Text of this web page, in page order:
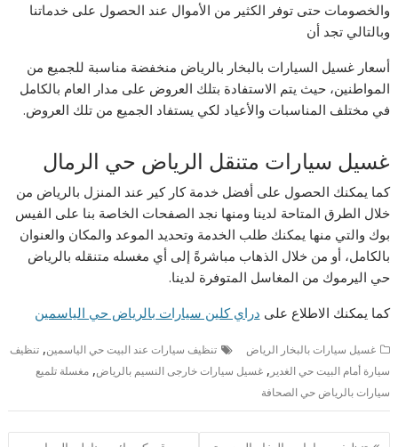
والخصومات حتى توفر الكثير من الأموال عند الحصول على خدماتنا
وبالتالي تجد أن
أسعار غسيل السيارات بالبخار بالرياض منخفضة مناسبة للجميع من
المواطنين، حيث يتم الاستفادة بتلك العروض على مدار العام بالكامل
في مختلف المناسبات والأعياد لكي يستفاد الجميع من تلك العروض.
غسيل سيارات متنقل الرياض حي الرمال
كما يمكنك الحصول على أفضل خدمة كار كير عند المنزل بالرياض من
خلال الطرق المتاحة لدينا ومنها نجد الصفحات الخاصة بنا على الفيس
بوك والتي منها يمكنك طلب الخدمة وتحديد الموعد والمكان والعنوان
بالكامل، أو من خلال الذهاب مباشرةً إلى أي مغسله متنقله بالرياض
حي اليرموك من المغاسل المتوفرة لدينا.
كما يمكنك الاطلاع على دراي كلين سيارات بالرياض حي الياسمين
غسيل سيارات بالبخار الرياض تنظيف سيارات عند البيت حي الياسمين,تنظيف
سيارة أمام البيت حي الغدير ,غسيل سيارات خارجى النسيم بالرياض,مغسلة تلميع
سيارات بالرياض حي الصحافة